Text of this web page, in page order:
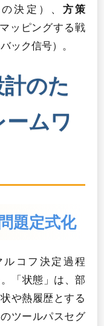
決定）、 方策
ッピングする戦
ック信号）。
のた
ムワ
題定式化
コフ決定過程
「状態」は、部
や熱履歴とする
ツールパスセグ